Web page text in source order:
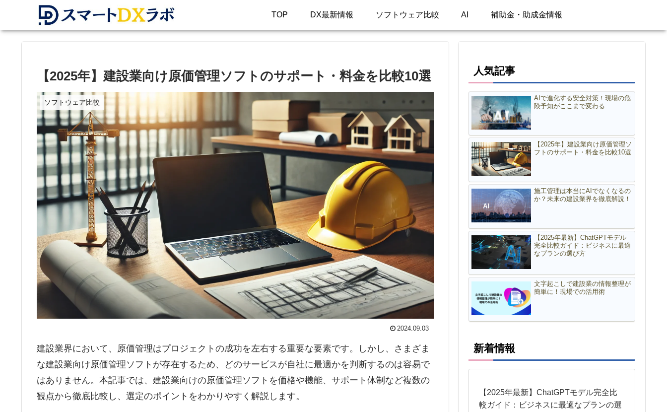
TOP DX最新情報 ソフトウェア比較 AI 補助金・助成金情報
【2025年】建設業向け原価管理ソフトのサポート・料金を比較10選
ソフトウェア比較
2024.09.03
建設業界において、原価管理はプロジェクトの成功を左右する重要な要素です。しかし、さまざま
な建設業向け原価管理ソフトが存在するため、どのサービスが自社に最適かを判断するのは容易で
はありません。本記事では、建設業向けの原価管理ソフトを価格や機能、サポート体制など複数の
観点から徹底比較し、選定のポイントをわかりやすく解説します。
人気記事
AIで進化する安全対策！現場の危
険予知がここまで変わる
【2025年】建設業向け原価管理ソ
フトのサポート・料金を比較10選
施工管理は本当にAIでなくなるの
か？未来の建設業界を徹底解説！
【2025年最新】ChatGPTモデル
完全比較ガイド：ビジネスに最適
なプランの選び方
文字起こしで建設業の情報整理が
簡単に！現場での活用術
新着情報
【2025年最新】ChatGPTモデル完全比
較ガイド：ビジネスに最適なプランの選